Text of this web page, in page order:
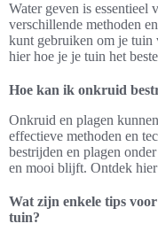
Water geven is essentieel
verschillende methoden
kunt gebruiken om je tuin
hier hoe je je tuin het
Hoe kan ik onkruid
Onkruid en plagen
effectieve methoden en
bestrijden en plagen
en mooi blijft. Ontdek
Wat zijn enkele tips
tuin?